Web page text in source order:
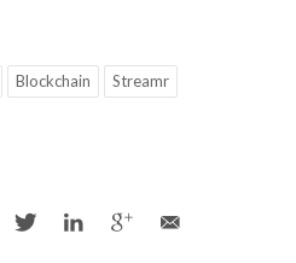
Blockchain
Streamr